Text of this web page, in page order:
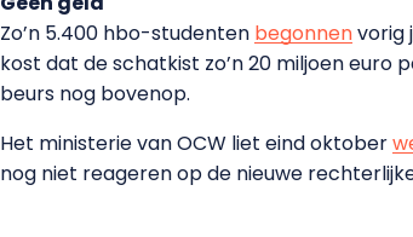
Zo’n 5.400 hbo-studenten begonnenvorig
kost dat de schatkist zo’n 20 miljoen
beurs nog bovenop.
Het ministerie van OCW liet eind oktober
nog niet reageren op de nieuwe